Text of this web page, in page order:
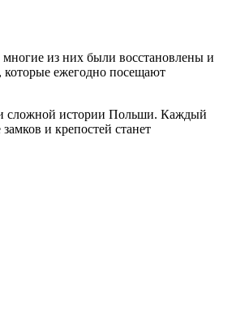
из них были восстановлены и
ежегодно посещают
и сложной истории Польши. Каждый
и крепостей станет